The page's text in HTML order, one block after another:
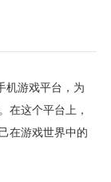
机游戏平台，为
在这个平台上，
在游戏世界中的